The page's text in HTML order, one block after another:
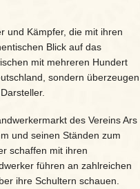
und Kämpfer, die mit ihren
Blick auf das
mit mehreren Hundert
sondern überzeugen
des Vereins Ars
und seinen Ständen zum
schaffen mit ihren
führen an zahlreichen
ihre Schultern schauen.